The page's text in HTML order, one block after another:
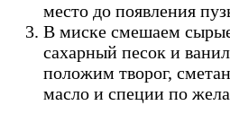
место до появления
В миске смешаем
сахарный песок и
положим творог,
масло и специи по